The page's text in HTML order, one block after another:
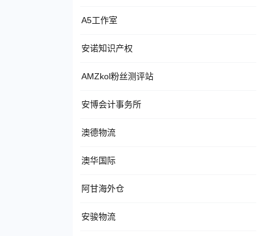
A5工作室
安诺知识产权
AMZkol粉丝测评站
安博会计事务所
澳德物流
澳华国际
阿甘海外仓
安骏物流